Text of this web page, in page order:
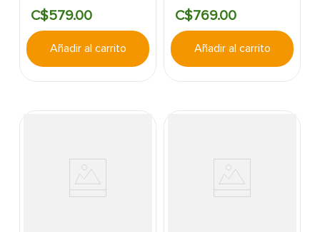
C$579.00
Añadir al carrito
C$769.00
Añadir al carrito